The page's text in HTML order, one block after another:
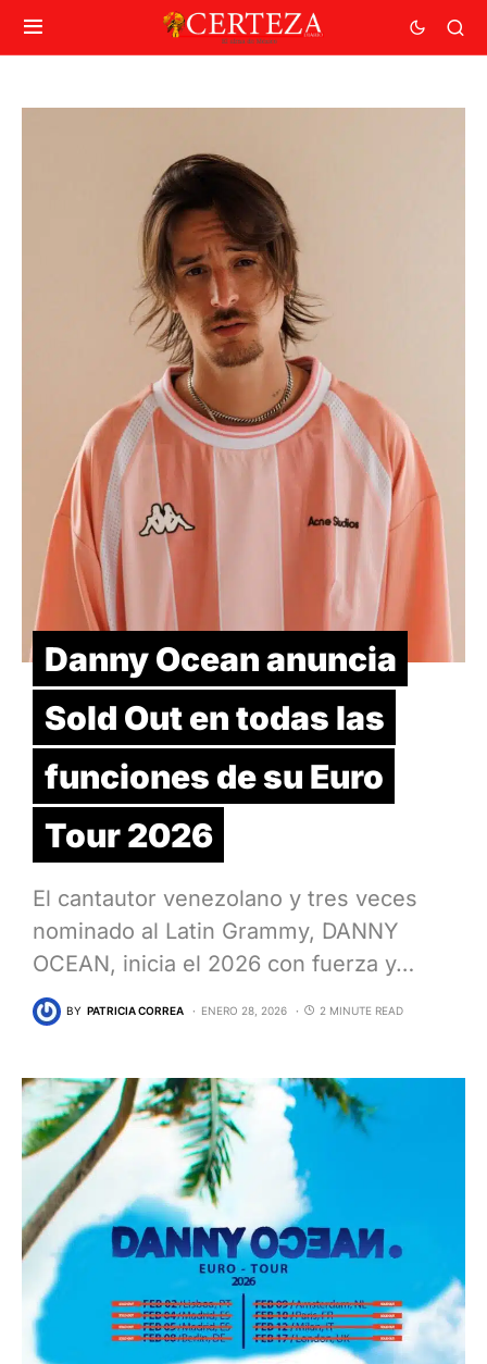
Danny Ocean anuncia
Sold Out en todas las
funciones de su Euro
Tour 2026
El cantautor venezolano y tres veces
nominado al Latin Grammy, DANNY
OCEAN, inicia el 2026 con fuerza y…
BY PATRICIA CORREA ENERO 28, 2026 2 MINUTE READ